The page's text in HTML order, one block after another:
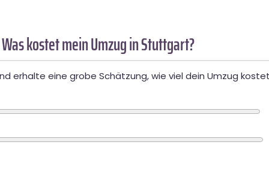
kostet mein Umzug in Stuttgart?
erhalte eine grobe Schätzung, wie viel dein Umzug